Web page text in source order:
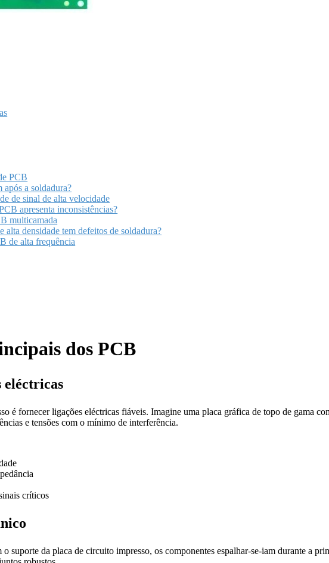
PCB
após a soldadura?
de sinal de alta velocidade
apresenta inconsistências?
multicamada
densidade tem defeitos de soldadura?
de alta frequência
dos PCB
eléctricas
é fornecer ligações eléctricas fiáveis. Imagine uma placa gráfica de topo de gama
e tensões com o mínimo de interferência.
críticos
suporte da placa de circuito impresso, os componentes espalhar-se-iam durante a